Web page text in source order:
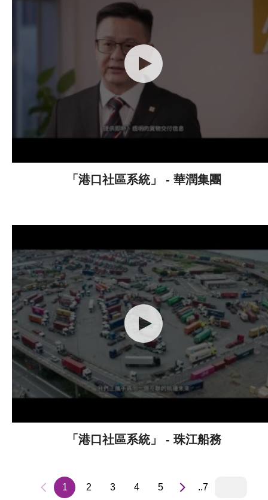
「港口社區系統」 - 華潤集團
「港口社區系統」 - 珠江船務
1 2 3 4 5 ..7